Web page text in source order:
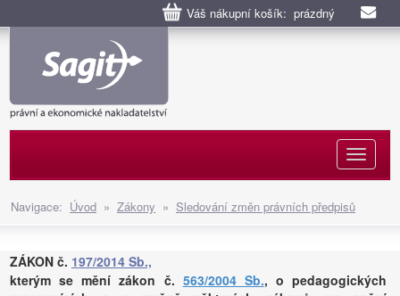
Váš nákupní košík: prázdný
Navigace: Úvod » Zákony » Sledování změn právních předpisů
ZÁKON č. 197/2014 Sb.,
kterým se mění zákon č. 563/2004 Sb., o pedagogických